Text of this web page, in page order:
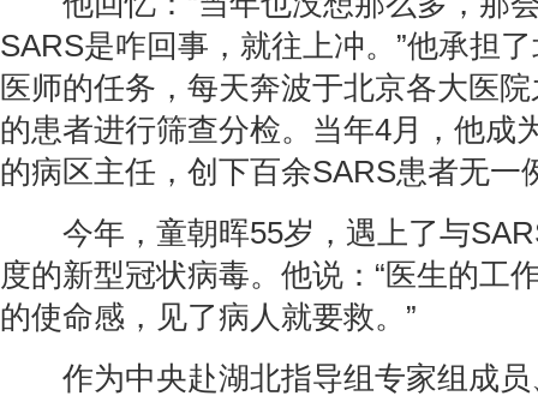
SARS是咋回事，就往上冲。”他承担
医师的任务，每天奔波于北京各大医
的患者进行筛查分检。当年4月，他成
的病区主任，创下百余SARS患者无一
今年，童朝晖55岁，遇上了与
度的新型冠状病毒。他说：“医生的工
的使命感，见了病人就要救。”
作为中央赴湖北指导组专家组成员